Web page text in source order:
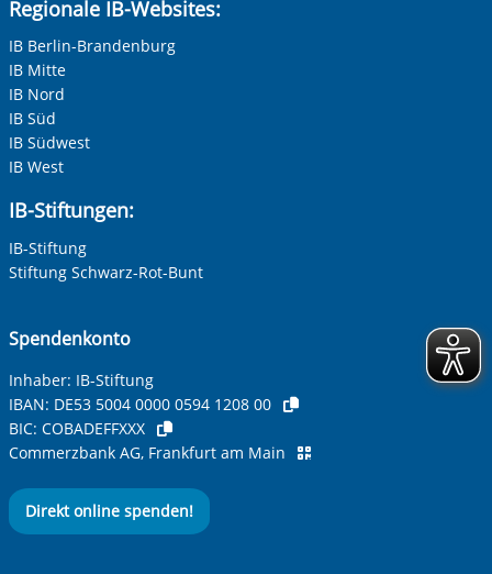
Regionale IB-Websites:
IB Berlin-Brandenburg
IB Mitte
IB Nord
IB Süd
IB Südwest
IB West
IB-Stiftungen:
IB-Stiftung
Stiftung Schwarz-Rot-Bunt
Spendenkonto
Inhaber: IB-Stiftung
IBAN: DE53 5004 0000 0594 1208 00
BIC: COBADEFFXXX
Commerzbank AG, Frankfurt am Main
Direkt online spenden!